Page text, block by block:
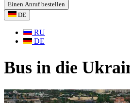
Einen Anruf bestellen
DE
RU
DE
Bus in die